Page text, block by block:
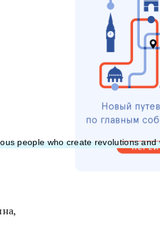
people who create revolutions